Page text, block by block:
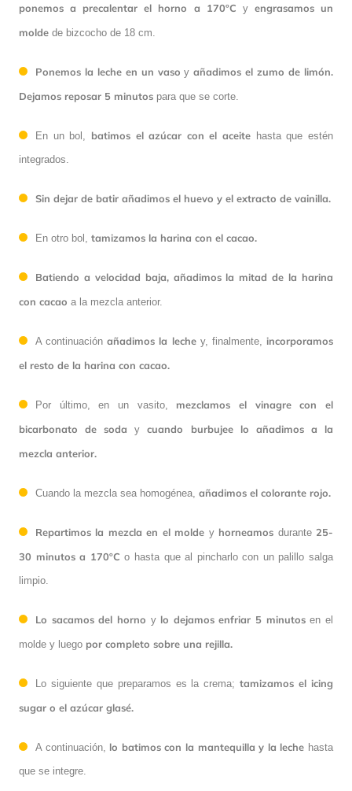
ponemos a precalentar el horno a 170ºC y engrasamos un
molde de bizcocho de 18 cm.
Ponemos la leche en un vaso yañadimos el zumo de limón.
Dejamos reposar 5 minutos para que se corte.
En un bol, batimos el azúcar con el aceite hasta que estén
integrados.
Sin dejar de batir añadimos el huevo y el extracto de vainilla.
En otro bol, tamizamos la harina con el cacao.
Batiendo a velocidad baja, añadimos la mitad de la harina
con cacao a la mezcla anterior.
A continuaciónañadimos la lechey, finalmente,incorporamos
el resto de la harina con cacao.
Por último, en un vasito, mezclamos el vinagre con el
bicarbonato de soda ycuando burbujee lo añadimos a la
mezcla anterior.
Cuando la mezcla sea homogénea, añadimos el colorante rojo.
Repartimos la mezcla en el molde y horneamos durante 25-
30 minutos a 170ºC o hasta que al pincharlo con un palillo salga
limpio.
Lo sacamos del horno y lo dejamos enfriar 5 minutosen el
molde y luego por completo sobre una rejilla.
Lo siguiente que preparamos es la crema;tamizamos el icing
sugar o el azúcar glasé.
A continuación, lo batimos con la mantequilla y la leche hasta
que se integre.